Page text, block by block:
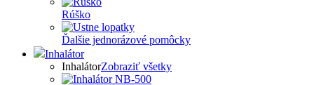
Rúško
Ďalšie jednorázové pomôcky
Inhalátor
InhalátorZobraziť všetky